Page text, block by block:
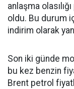
anlaşma
oldu. Bu durum
indirim olarak
Son iki günde
bu kez benzin
Brent petrol